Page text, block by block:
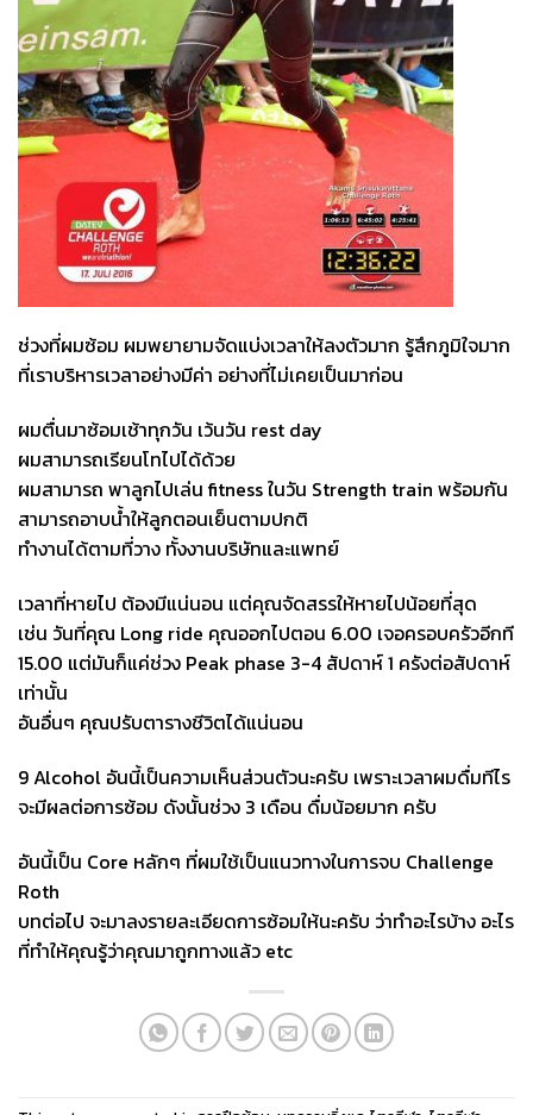
ช่วงที่ผมซ้อม ผมพยายามจัดแบ่งเวลาให้ลงตัวมาก รู้สึกภูมิใจมาก
ที่เราบริหารเวลาอย่างมีค่า อย่างที่ไม่เคยเป็นมาก่อน
ผมตื่นมาซ้อมเช้าทุกวัน เว้นวัน rest day
ผมสามารถเรียนโทไปได้ด้วย
ผมสามารถ พาลูกไปเล่น fitness ในวัน Strength train พร้อมกัน
สามารถอาบน้ำให้ลูกตอนเย็นตามปกติ
ทำงานได้ตามที่วาง ทั้งงานบริษัทและแพทย์
เวลาที่หายไป ต้องมีแน่นอน แต่คุณจัดสรรให้หายไปน้อยที่สุด
เช่น วันที่คุณ Long ride คุณออกไปตอน 6.00 เจอครอบครัวอีกที
15.00 แต่มันก็แค่ช่วง Peak phase 3-4 สัปดาห์ 1 ครังต่อสัปดาห์
เท่านั้น
อันอื่นๆ คุณปรับตารางชีวิตได้แน่นอน
9 Alcohol อันนี้เป็นความเห็นส่วนตัวนะครับ เพราะเวลาผมดื่มทีไร
จะมีผลต่อการซ้อม ดังนั้นช่วง 3 เดือน ดื่มน้อยมาก ครับ
อันนี้เป็น Core หลักๆ ที่ผมใช้เป็นแนวทางในการจบ Challenge
Roth
บทต่อไป จะมาลงรายละเอียดการซ้อมให้นะครับ ว่าทำอะไรบ้าง อะไร
ที่ทำให้คุณรู้ว่าคุณมาถูกทางแล้ว etc